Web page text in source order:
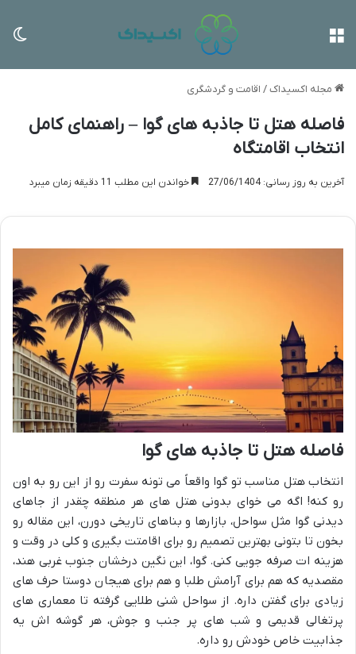
مجله اکسیداک/ اقامت و گردشگری
فاصله هتل تا جاذبه های گوا – راهنمای کامل
انتخاب اقامتگاه
آخرین به روز رسانی: 27/06/1404 خواندن این مطلب 11 دقیقه زمان میبرد
فاصله هتل تا جاذبه های گوا
انتخاب هتل مناسب تو گوا واقعاً می تونه سفرت رو از این رو به اون
رو کنه! اگه می خوای بدونی هتل های هر منطقه چقدر از جاهای
دیدنی گوا مثل سواحل، بازارها و بناهای تاریخی دورن، این مقاله رو
بخون تا بتونی بهترین تصمیم رو برای اقامتت بگیری و کلی در وقت و
هزینه ات صرفه جویی کنی. گوا، این نگین درخشان جنوب غربی هند،
مقصدیه که هم برای آرامش طلبا و هم برای هیجان دوستا حرف های
زیادی برای گفتن داره. از سواحل شنی طلایی گرفته تا معماری های
پرتغالی قدیمی و شب های پر جنب و جوش، هر گوشه اش یه
جذابیت خاص خودش رو داره.